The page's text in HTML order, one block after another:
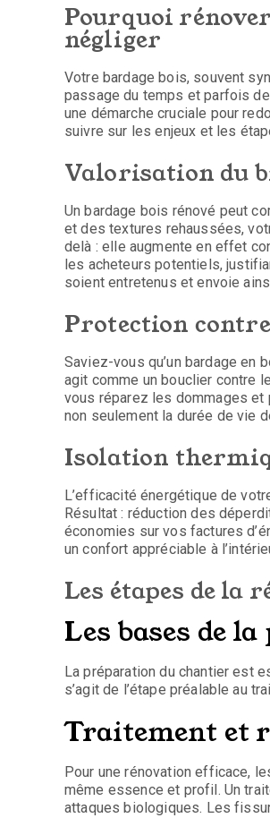
Pourquoi
négliger
Votre bardage bois, souvent
passage du temps et parfois
une démarche cruciale pour
suivre sur les enjeux et les
Valorisation du
Un bardage bois rénové peut
et des textures rehaussées,
delà : elle augmente en effet
les acheteurs potentiels,
soient entretenus et envoie
Protection
Saviez-vous qu’un bardage en
agit comme un bouclier contre
vous réparez les dommages et
non seulement la durée de vie
Isolation
L’efficacité énergétique de
Résultat : réduction des
économies sur vos factures
un confort appréciable à
Les étapes de la
Les bases de
La préparation du chantier est
s’agit de l’étape préalable au
Traitement et
Pour une rénovation efficace,
même essence et profil. Un
attaques biologiques. Les